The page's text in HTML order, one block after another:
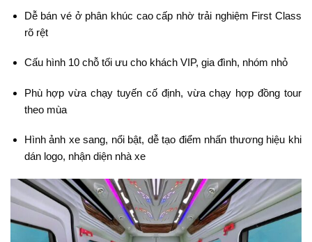
Dễ bán vé ở phân khúc cao cấp nhờ trải nghiệm First Class
rõ rệt
Cấu hình 10 chỗ tối ưu cho khách VIP, gia đình, nhóm nhỏ
Phù hợp vừa chạy tuyến cố định, vừa chạy hợp đồng tour
theo mùa
Hình ảnh xe sang, nổi bật, dễ tạo điểm nhấn thương hiệu khi
dán logo, nhận diện nhà xe